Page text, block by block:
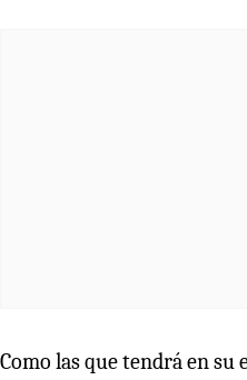
Como las que tendrá en su